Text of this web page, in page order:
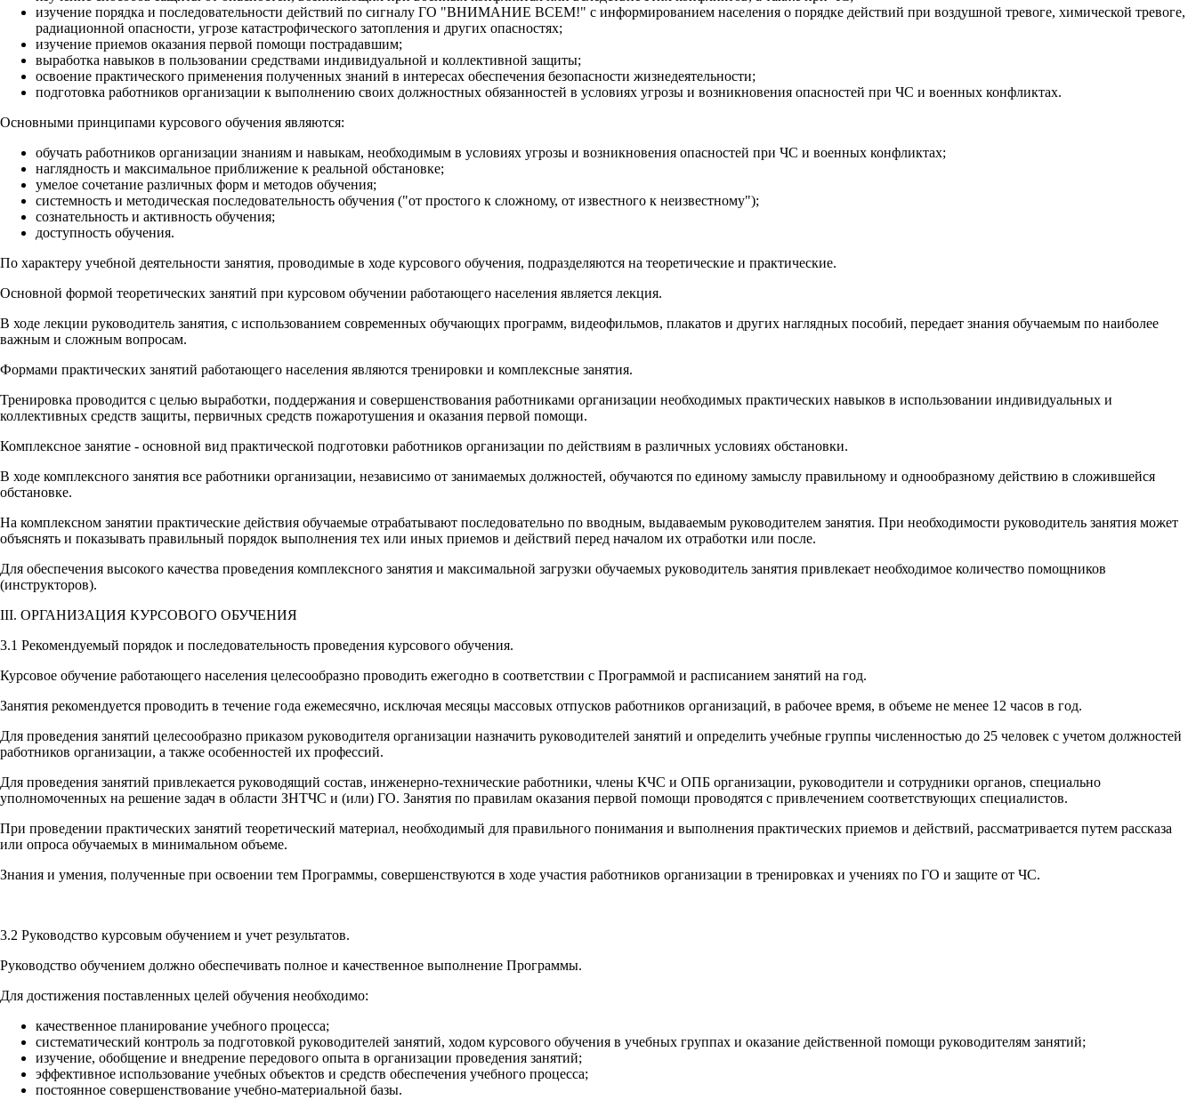
изучение порядка и последовательности действий по сигналу ГО "ВНИМАНИЕ ВСЕМ!" с информированием населения о порядке действий при воздушной тревоге, химической тревоге,
радиационной опасности, угрозе катастрофического затопления и других опасностях;
изучение приемов оказания первой помощи пострадавшим;
выработка навыков в пользовании средствами индивидуальной и коллективной защиты;
освоение практического применения полученных знаний в интересах обеспечения безопасности жизнедеятельности;
подготовка работников организации к выполнению своих должностных обязанностей в условиях угрозы и возникновения опасностей при ЧС и военных конфликтах.
Основными принципами курсового обучения являются:
обучать работников организации знаниям и навыкам, необходимым в условиях угрозы и возникновения опасностей при ЧС и военных конфликтах;
наглядность и максимальное приближение к реальной обстановке;
умелое сочетание различных форм и методов обучения;
системность и методическая последовательность обучения ("от простого к сложному, от известного к неизвестному");
сознательность и активность обучения;
доступность обучения.
По характеру учебной деятельности занятия, проводимые в ходе курсового обучения, подразделяются на теоретические и практические.
Основной формой теоретических занятий при курсовом обучении работающего населения является лекция.
В ходе лекции руководитель занятия, с использованием современных обучающих программ, видеофильмов, плакатов и других наглядных пособий, передает знания обучаемым по наиболее
важным и сложным вопросам.
Формами практических занятий работающего населения являются тренировки и комплексные занятия.
Тренировка проводится с целью выработки, поддержания и совершенствования работниками организации необходимых практических навыков в использовании индивидуальных и
коллективных средств защиты, первичных средств пожаротушения и оказания первой помощи.
Комплексное занятие - основной вид практической подготовки работников организации по действиям в различных условиях обстановки.
В ходе комплексного занятия все работники организации, независимо от занимаемых должностей, обучаются по единому замыслу правильному и однообразному действию в сложившейся
обстановке.
На комплексном занятии практические действия обучаемые отрабатывают последовательно по вводным, выдаваемым руководителем занятия. При необходимости руководитель занятия может
объяснять и показывать правильный порядок выполнения тех или иных приемов и действий перед началом их отработки или после.
Для обеспечения высокого качества проведения комплексного занятия и максимальной загрузки обучаемых руководитель занятия привлекает необходимое количество помощников
(инструкторов).
III. ОРГАНИЗАЦИЯ КУРСОВОГО ОБУЧЕНИЯ
3.1 Рекомендуемый порядок и последовательность проведения курсового обучения.
Курсовое обучение работающего населения целесообразно проводить ежегодно в соответствии с Программой и расписанием занятий на год.
Занятия рекомендуется проводить в течение года ежемесячно, исключая месяцы массовых отпусков работников организаций, в рабочее время, в объеме не менее 12 часов в год.
Для проведения занятий целесообразно приказом руководителя организации назначить руководителей занятий и определить учебные группы численностью до 25 человек с учетом должностей
работников организации, а также особенностей их профессий.
Для проведения занятий привлекается руководящий состав, инженерно-технические работники, члены КЧС и ОПБ организации, руководители и сотрудники органов, специально
уполномоченных на решение задач в области ЗНТЧС и (или) ГО. Занятия по правилам оказания первой помощи проводятся с привлечением соответствующих специалистов.
При проведении практических занятий теоретический материал, необходимый для правильного понимания и выполнения практических приемов и действий, рассматривается путем рассказа
или опроса обучаемых в минимальном объеме.
Знания и умения, полученные при освоении тем Программы, совершенствуются в ходе участия работников организации в тренировках и учениях по ГО и защите от ЧС.
3.2 Руководство курсовым обучением и учет результатов.
Руководство обучением должно обеспечивать полное и качественное выполнение Программы.
Для достижения поставленных целей обучения необходимо:
качественное планирование учебного процесса;
систематический контроль за подготовкой руководителей занятий, ходом курсового обучения в учебных группах и оказание действенной помощи руководителям занятий;
изучение, обобщение и внедрение передового опыта в организации проведения занятий;
эффективное использование учебных объектов и средств обеспечения учебного процесса;
постоянное совершенствование учебно-материальной базы.